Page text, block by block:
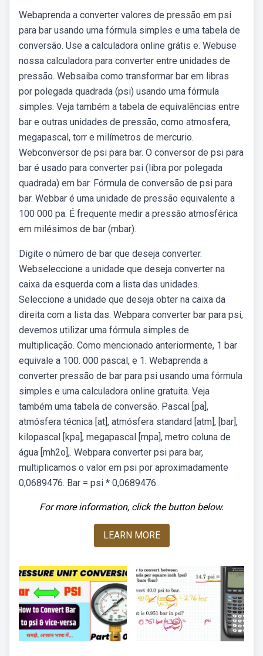
Webaprenda a converter valores de pressão em psi
para bar usando uma fórmula simples e uma tabela de
conversão. Use a calculadora online grátis e. Webuse
nossa calculadora para converter entre unidades de
pressão. Websaiba como transformar bar em libras
por polegada quadrada (psi) usando uma fórmula
simples. Veja também a tabela de equivalências entre
bar e outras unidades de pressão, como atmosfera,
megapascal, torr e milímetros de mercurio.
Webconversor de psi para bar. O conversor de psi para
bar é usado para converter psi (libra por polegada
quadrada) em bar. Fórmula de conversão de psi para
bar. Webbar é uma unidade de pressão equivalente a
100 000 pa. É frequente medir a pressão atmosférica
em milésimos de bar (mbar).
Digite o número de bar que deseja converter.
Webseleccione a unidade que deseja converter na
caixa da esquerda com a lista das unidades.
Seleccione a unidade que deseja obter na caixa da
direita com a lista das. Webpara converter bar para psi,
devemos utilizar uma fórmula simples de
multiplicação. Como mencionado anteriormente, 1 bar
equivale a 100. 000 pascal, e 1. Webaprenda a
converter pressão de bar para psi usando uma fórmula
simples e uma calculadora online gratuita. Veja
também uma tabela de conversão. Pascal [pa],
atmósfera técnica [at], atmósfera standard [atm], [bar],
kilopascal [kpa], megapascal [mpa], metro coluna de
água [mh2o],. Webpara converter psi para bar,
multiplicamos o valor em psi por aproximadamente
0,0689476. Bar = psi * 0,0689476.
For more information, click the button below.
LEARN MORE